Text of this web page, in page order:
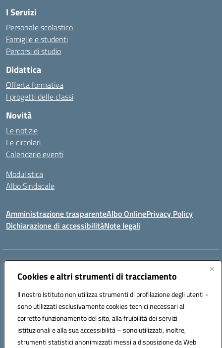
Cookies e altri strumenti di tracciamento
Il nostro Istituto non utilizza strumenti di profilazione degli utenti -
sono utilizzati esclusivamente cookies tecnici necessari al
corretto funzionamento del sito, alla fruibilità dei servizi
istituzionali e alla sua accessibilità – sono utilizzati, inoltre,
strumenti statistici anonimizzati messi a disposizione da Web
I Servizi
Personale scolastico
Famiglie e studenti
Percorsi di studio
Didattica
Offerta formativa
I progetti delle classi
Novità
Le notizie
Le circolari
Calendario eventi
Modulistica
Albo Sindacale
Amministrazione trasparenteAlbo OnlinePrivacy Policy
Dichiarazione di accessibilitàNote legali
Indirizzo:
Centralino:0994722507 Email:TAIC873006@istruzione.it
Codice fiscale: 90279480736
Codice meccanografico:
TAIC873006
Codice unico di fatturazione (CUF): 488XBQ